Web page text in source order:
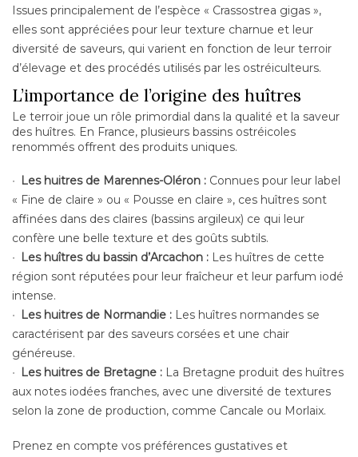
Issues principalement de l’espèce « Crassostrea gigas »,
elles sont appréciées pour leur texture charnue et leur
diversité de saveurs, qui varient en fonction de leur terroir
d’élevage et des procédés utilisés par les ostréiculteurs.
L’importance de l’origine des huîtres
Le terroir joue un rôle primordial dans la qualité et la saveur
des huîtres. En France, plusieurs bassins ostréicoles
renommés offrent des produits uniques.
Les huitres de Marennes-Oléron : Connues pour leur label
« Fine de claire » ou « Pousse en claire », ces huîtres sont
affinées dans des claires (bassins argileux) ce qui leur
confère une belle texture et des goûts subtils.
Les huîtres du bassin d’Arcachon : Les huîtres de cette
région sont réputées pour leur fraîcheur et leur parfum iodé
intense.
Les huitres de Normandie : Les huîtres normandes se
caractérisent par des saveurs corsées et une chair
généreuse.
Les huitres de Bretagne : La Bretagne produit des huîtres
aux notes iodées franches, avec une diversité de textures
selon la zone de production, comme Cancale ou Morlaix.
Prenez en compte vos préférences gustatives et